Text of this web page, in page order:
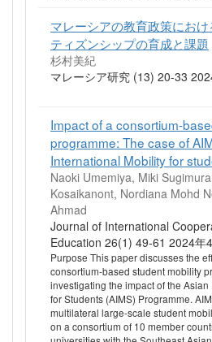
マレーシアの教育政策にお
ティズンシップの育成と課題
杉村美紀
マレーシア研究 (13) 20-33
Impact of a consortium-
programme: The case of
International Mobility for
Naoki Umemiya, Miki
Kosaikanont, Nordiana Mohd
Ahmad
Journal of International
Education 26(1) 49-61 2024年
Purpose This paper discusses the
consortium-based student mobility
investigating the impact of the
for Students (AIMS) Programme.
multilateral large-scale student
on a consortium of 10 member